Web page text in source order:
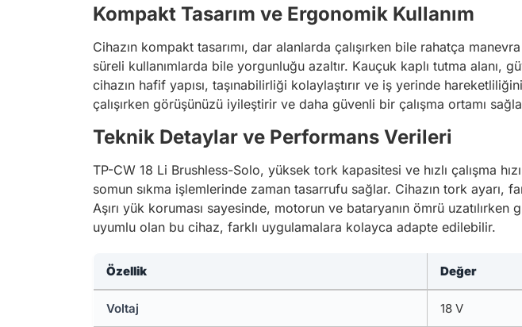
Kompakt Tasarım ve Ergonomik Kullanım
Cihazın kompakt tasarımı, dar alanlarda çalışırken bile rahatça
süreli kullanımlarda bile yorgunluğu azaltır. Kauçuk kaplı tutma alanı,
cihazın hafif yapısı, taşınabilirliği kolaylaştırır ve iş yerinde
çalışırken görüşünüzü iyileştirir ve daha güvenli bir çalışma ortamı
Teknik Detaylar ve Performans Verileri
TP-CW 18 Li Brushless-Solo, yüksek tork kapasitesi ve hızlı çalışma
somun sıkma işlemlerinde zaman tasarrufu sağlar. Cihazın tork ayarı,
Aşırı yük koruması sayesinde, motorun ve bataryanın ömrü
uyumlu olan bu cihaz, farklı uygulamalara kolayca adapte edilebilir.
Özellik Değer
Voltaj 18 V